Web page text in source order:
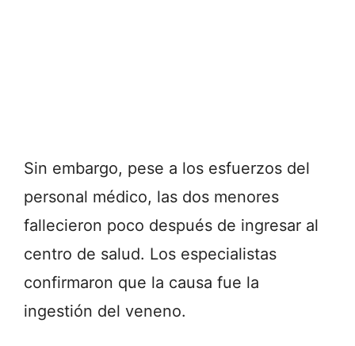
Sin embargo, pese a los esfuerzos del
personal médico, las dos menores
fallecieron poco después de ingresar al
centro de salud. Los especialistas
confirmaron que la causa fue la
ingestión del veneno.